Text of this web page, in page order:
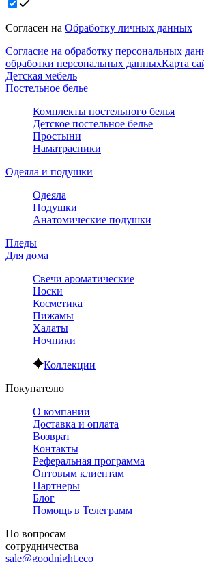
Согласен на Обработку личных данных
Согласие на обработку персональных
обработки персональных данныхКарта
Детская мебель
Постельное белье
Комплекты постельного белья
Детское постельное белье
Простыни
Наматрасники
Одеяла и подушки
Одеяла
Подушки
Анатомические подушки
Пледы
Для дома
Свечи ароматические
Носки
Косметика
Пижамы
Халаты
Ночники
Коллекции
Покупателю
О компании
Доставка и оплата
Возврат
Контакты
Реферальная программа
Оптовым клиентам
Партнеры
Блог
Помощь в Телеграмм
По вопросам
сотрудничества
sale@goodnight.eco